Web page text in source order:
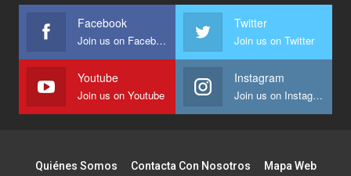
Facebook
Join us on Facebook
Twitter
Join us on Twitter
Youtube
Join us on Youtube
Instagram
Join us on Instagram
Quiénes Somos Contacta Con Nosotros
Mapa Web